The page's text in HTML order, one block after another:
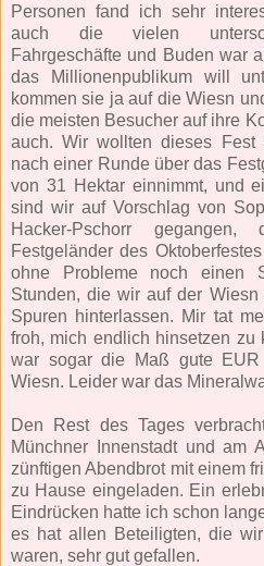
Personen fand ich sehr
auch die vielen
Fahrgeschäfte und Buden war
das Millionenpublikum will
kommen sie ja auf die Wiesn
die meisten Besucher auf ihre
auch. Wir wollten dieses Fest
nach einer Runde über das
von 31 Hektar einnimmt, und
sind wir auf Vorschlag von
Hacker-Pschorr
Festgeländer des
ohne Probleme noch einen
Stunden, die wir auf der
Spuren hinterlassen. Mir tat
froh, mich endlich hinsetzen zu
war sogar die Maß gute
Wiesn. Leider war das
Den Rest des Tages
Münchner Innenstadt und am
zünftigen Abendbrot mit einem
zu Hause eingeladen. Ein
Eindrücken hatte ich schon
es hat allen Beteiligten, die
waren, sehr gut gefallen.